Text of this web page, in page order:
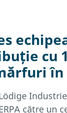
cu
în
către un